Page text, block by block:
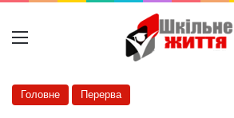
Меню
Головне Перерва